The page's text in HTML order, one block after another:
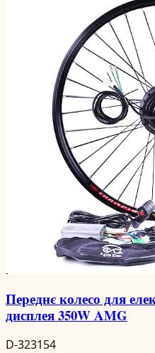
Переднє колесо для
дисплея 350W AMG
D-323154